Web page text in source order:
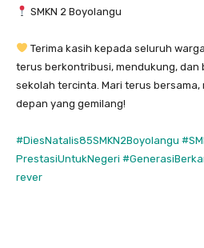
SMKN 2 Boyolangu
Terima kasih kepada seluruh
terus berkontribusi, mendukung, dan
sekolah tercinta. Mari terus bersama,
depan yang gemilang!
#DiesNatalis85SMKN2Boyolangu
PrestasiUntukNegeri
rever